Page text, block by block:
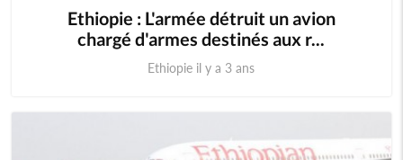
Ethiopie : L'armée détruit un avion
chargé d'armes destinés aux r...
Ethiopie il y a 3 ans